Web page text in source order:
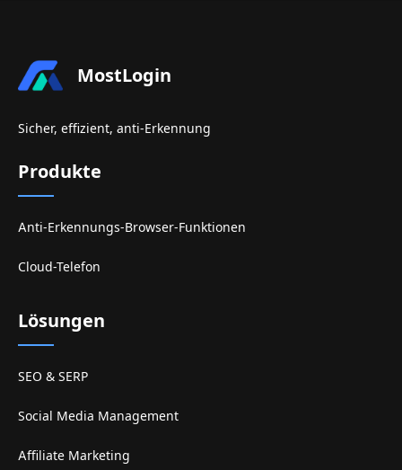
MostLogin
Sicher, effizient, anti-Erkennung
Produkte
Anti-Erkennungs-Browser-Funktionen
Cloud-Telefon
Lösungen
SEO & SERP
Social Media Management
Affiliate Marketing